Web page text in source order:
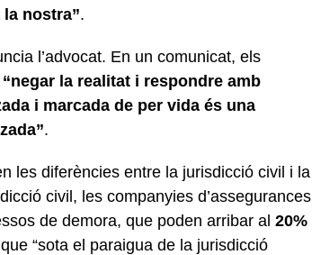
nostra”.
l’advocat. En un comunicat, els
“negar la realitat i respondre amb
i marcada de per vida és una
.
les diferències entre la jurisdicció civil i la
civil, les companyies d’assegurances
de demora, que poden arribar al 20%
“sota el paraigua de la jurisdicció